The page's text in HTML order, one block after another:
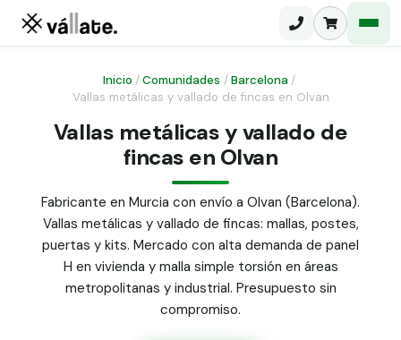
Malla ganadera
Malla simple torsión
Malla triple torsión
Panel malla H.
Puerta abatible dos hojas
Puerta acceso peatonal
Poste malla Hércules
Poste malla simple torsión
Alambre de espino galvanizado
Inicio /Comunidades / Barcelona /
Vallas metálicas y vallado de fincas en Olvan
Vallas metálicas y vallado de
fincas en Olvan
Fabricante en Murcia con envío a Olvan (Barcelona).
Vallas metálicas y vallado de fincas: mallas, postes,
puertas y kits. Mercado con alta demanda de panel
H en vivienda y malla simple torsión en áreas
metropolitanas y industrial. Presupuesto sin
compromiso.